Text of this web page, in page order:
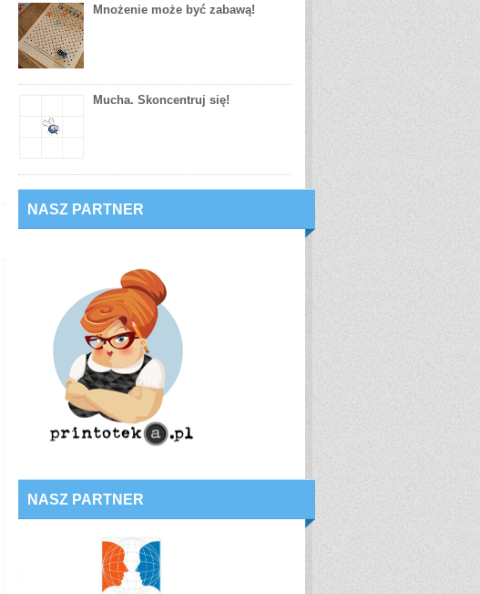
Mnożenie może być zabawą!
Mucha. Skoncentruj się!
NASZ PARTNER
NASZ PARTNER